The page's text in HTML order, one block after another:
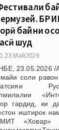
байни
шуд
23.Май 2026
23.05.2026 /
соли
гардид, ки
иштирок
«Ховар»